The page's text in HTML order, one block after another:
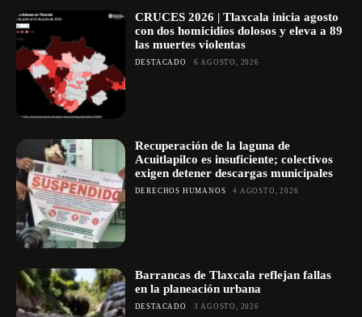
CRUCES 2026 | Tlaxcala inicia agosto
con dos homicidios dolosos y eleva a 89
las muertes violentas
DESTACADO 6 AGOSTO, 2026
Recuperación de la laguna de
Acuitlapilco es insuficiente; colectivos
exigen detener descargas municipales
DERECHOS HUMANOS 4 AGOSTO, 2026
Barrancas de Tlaxcala reflejan fallas
en la planeación urbana
DESTACADO 3 AGOSTO, 2026